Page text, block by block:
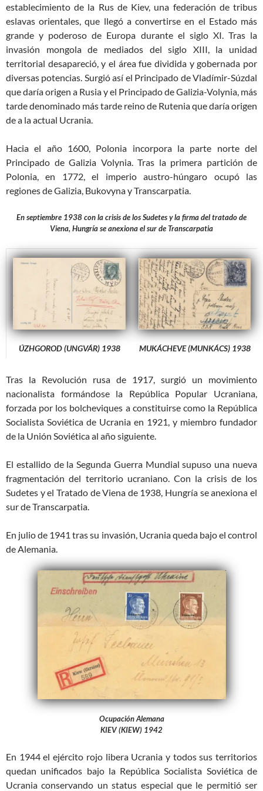
establecimiento de la Rus de Kiev, una federación de tribus
eslavas orientales, que llegó a convertirse en el Estado más
grande y poderoso de Europa durante el siglo XI. Tras la
invasión mongola de mediados del siglo XIII, la unidad
territorial desapareció, y el área fue dividida y gobernada por
diversas potencias. Surgió así el Principado de Vladímir-Súzdal
que daría origen a Rusia y el Principado de Galizia-Volynia, más
tarde denominado más tarde reino de Rutenia que daría origen
de a la actual Ucrania.
Hacia el año 1600, Polonia incorpora la parte norte del
Principado de Galizia Volynia. Tras la primera partición de
Polonia, en 1772, el imperio austro-húngaro ocupó las
regiones de Galizia, Bukovyna y Transcarpatia.
En septiembre 1938 con la crisis de los Sudetes y la firma del tratado de
Viena, Hungría se anexiona el sur de Transcarpatia
ÚZHGOROD (UNGVÁR) 1938 MUKÁCHEVE (MUNKÁCS) 1938
Tras la Revolución rusa de 1917, surgió un movimiento
nacionalista formándose la República Popular Ucraniana,
forzada por los bolcheviques a constituirse como la República
Socialista Soviética de Ucrania en 1921, y miembro fundador
de la Unión Soviética al año siguiente.
El estallido de la Segunda Guerra Mundial supuso una nueva
fragmentación del territorio ucraniano. Con la crisis de los
Sudetes y el Tratado de Viena de 1938, Hungría se anexiona el
sur de Transcarpatia.
En julio de 1941 tras su invasión, Ucrania queda bajo el control
de Alemania.
Ocupación Alemana
KIEV (KIEW) 1942
En 1944 el ejército rojo libera Ucrania y todos sus territorios
quedan unificados bajo la República Socialista Soviética de
Ucrania conservando un status especial que le permitió ser